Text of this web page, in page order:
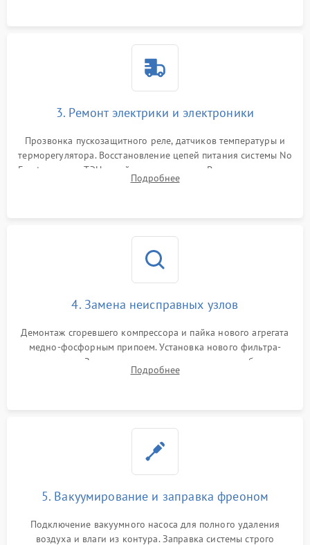
3. Ремонт электрики и электроники
Прозвонка пускозащитного реле, датчиков температуры и
терморегулятора. Восстановление цепей питания системы No
Frost, включая ТЭН оттайки и вентилятор. Ремонт или замена
платы управления при сбоях алгоритмов.
Подробнее
4. Замена неисправных узлов
Демонтаж сгоревшего компрессора и пайка нового агрегата
медно-фосфорным припоем. Установка нового фильтра-
осушителя. Замена изношенных вентиляторов обдува,
сломанных заслонок или поврежденных дверных петель.
Подробнее
5. Вакуумирование и заправка фреоном
Подключение вакуумного насоса для полного удаления
воздуха и влаги из контура. Заправка системы строго